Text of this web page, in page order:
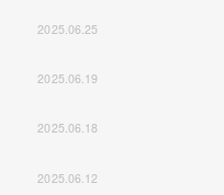
2025.06.25
2025.06.19
2025.06.18
2025.06.12